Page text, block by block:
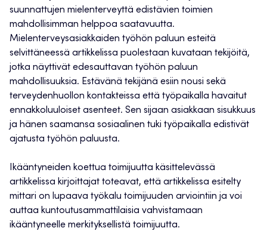
suunnattujen mielenterveyttä edistävien toimien
mahdollisimman helppoa saatavuutta.
Mielenterveysasiakkaiden työhön paluun esteitä
selvittäneessä artikkelissa puolestaan kuvataan tekijöitä,
jotka näyttivät edesauttavan työhön paluun
mahdollisuuksia. Estävänä tekijänä esiin nousi sekä
terveydenhuollon kontakteissa että työpaikalla havaitut
ennakkoluuloiset asenteet. Sen sijaan asiakkaan sisukkuus
ja hänen saamansa sosiaalinen tuki työpaikalla edistivät
ajatusta työhön paluusta.
Ikääntyneiden koettua toimijuutta käsittelevässä
artikkelissa kirjoittajat toteavat, että artikkelissa esitelty
mittari on lupaava työkalu toimijuuden arviointiin ja voi
auttaa kuntoutusammattilaisia vahvistamaan
ikääntyneelle merkityksellistä toimijuutta.